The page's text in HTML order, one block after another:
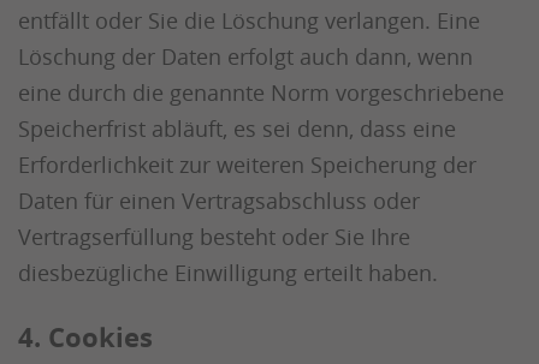
entfällt oder Sie die Löschung verlangen. Eine
Löschung der Daten erfolgt auch dann, wenn
eine durch die genannte Norm vorgeschriebene
Speicherfrist abläuft, es sei denn, dass eine
Erforderlichkeit zur weiteren Speicherung der
Daten für einen Vertragsabschluss oder
Vertragserfüllung besteht oder Sie Ihre
diesbezügliche Einwilligung erteilt haben.
4. Cookies